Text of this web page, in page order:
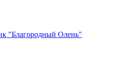
"Благородный Олень"